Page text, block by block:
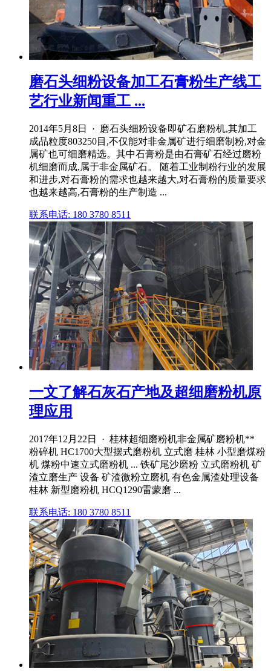
磨石头细粉设备加工石膏粉生产线工
艺行业新闻重工 ...
2014年5月8日 · 磨石头细粉设备即矿石磨粉机,其加工
成品粒度803250目,不仅能对非金属矿进行细磨制粉,对金
属矿也可细磨精选。其中石膏粉是由石膏矿石经过磨粉
机细磨而成,属于非金属矿石。 随着工业制粉行业的发展
和进步,对石膏粉的需求也越来越大,对石膏粉的质量要求
也越来越高,石膏粉的生产制造 ...
联系电话: 180 3780 8511
一文了解石灰石产地及超细磨粉机原
理应用
2017年12月22日 · 桂林超细磨粉机非金属矿磨粉机**
粉碎机 HC1700大型摆式磨粉机 立式磨 桂林 小型磨煤粉
机 煤粉中速立式磨粉机 ... 铁矿尾沙磨粉 立式磨粉机 矿
渣立磨生产 设备 矿渣微粉立磨机 有色金属渣处理设备
桂林 新型磨粉机 HCQ1290雷蒙磨 ...
联系电话: 180 3780 8511